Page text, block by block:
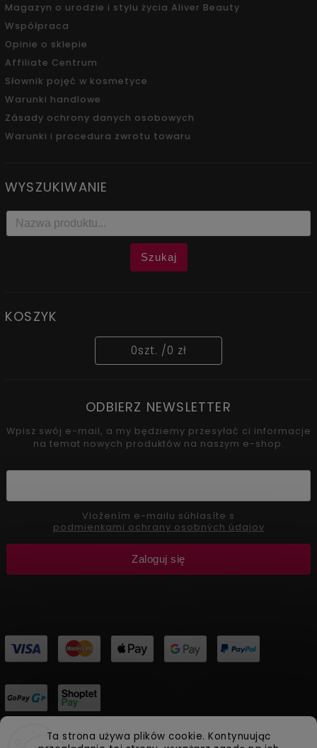
Ta strona używa plików cookie. Kontynuując
Magazyn o urodzie i stylu życia Aliver Beauty
Współpraca
Opinie o sklepie
Affiliate Centrum
Słownik pojęć w kosmetyce
Warunki handlowe
Zásady ochrony danych osobowych
Warunki i procedura zwrotu towaru
WYSZUKIWANIE
Szukaj
KOSZYK
0szt. /0 zł
ODBIERZ NEWSLETTER
Wpisz swój e-mail, a my będziemy przesyłać ci informacje
na temat nowych produktów na naszym e-shop.
podmienkami ochrany osobných údajov
Zaloguj się